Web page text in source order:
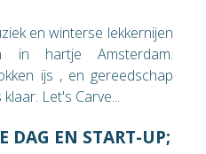
en winterse lekkernijen
in hartje Amsterdam.
ijs , en gereedschap
Let's Carve...
DAG EN START-UP;